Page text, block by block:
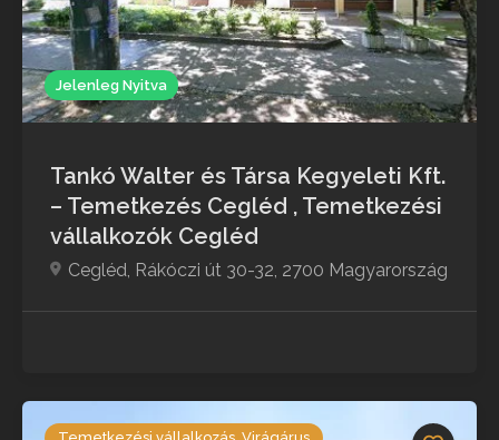
Jelenleg Nyitva
Tankó Walter és Társa Kegyeleti Kft.
– Temetkezés Cegléd , Temetkezési
vállalkozók Cegléd
Cegléd, Rákóczi út 30-32, 2700 Magyarország